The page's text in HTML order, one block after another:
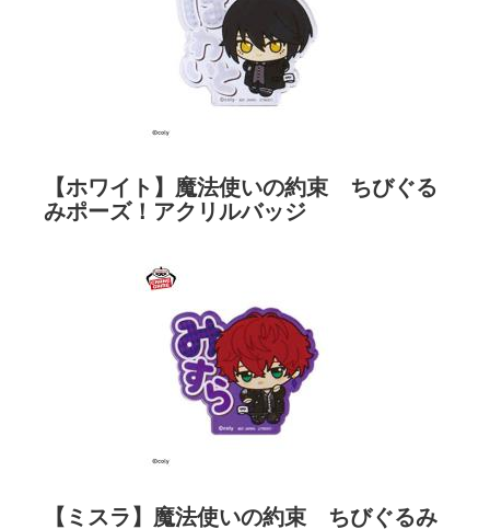
【ホワイト】魔法使いの約束 ちびぐる
みポーズ！アクリルバッジ
【ミスラ】魔法使いの約束 ちびぐるみ